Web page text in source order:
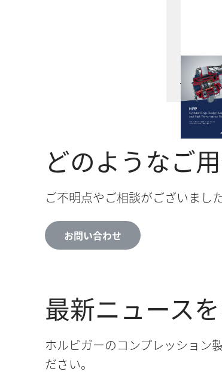
今す
どのようなご
ご不明点やご相談がございまし
お問い合わせ
最新ニュース
ホルビガーのコンプレッション
ださい。